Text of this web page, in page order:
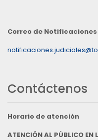
Correo de
Contáctenos
Horario de atención
ATENCIÓN AL PÚBLICO EN